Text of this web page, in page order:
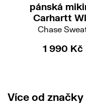
pánská
Carhartt
Chase
1 990 Kč
Více od